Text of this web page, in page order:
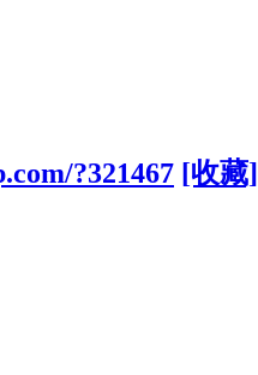
?321467 [收藏]